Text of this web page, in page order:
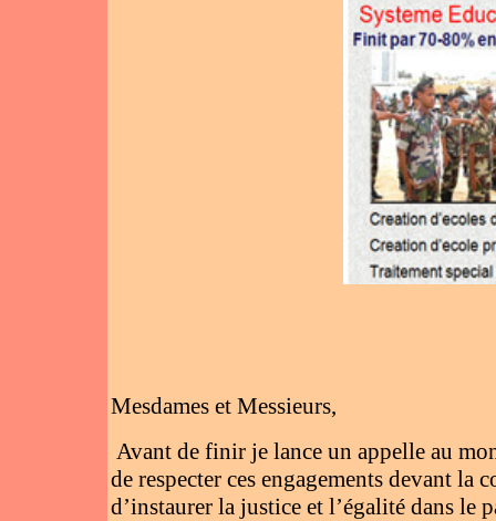
Mesdames et Messieurs,
Avant de finir je lance un appelle au
de respecter ces engagements devant
d’instaurer la justice et l’égalité dans le